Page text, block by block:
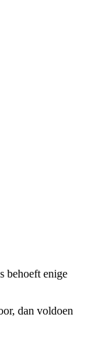
behoeft enige
dan voldoen